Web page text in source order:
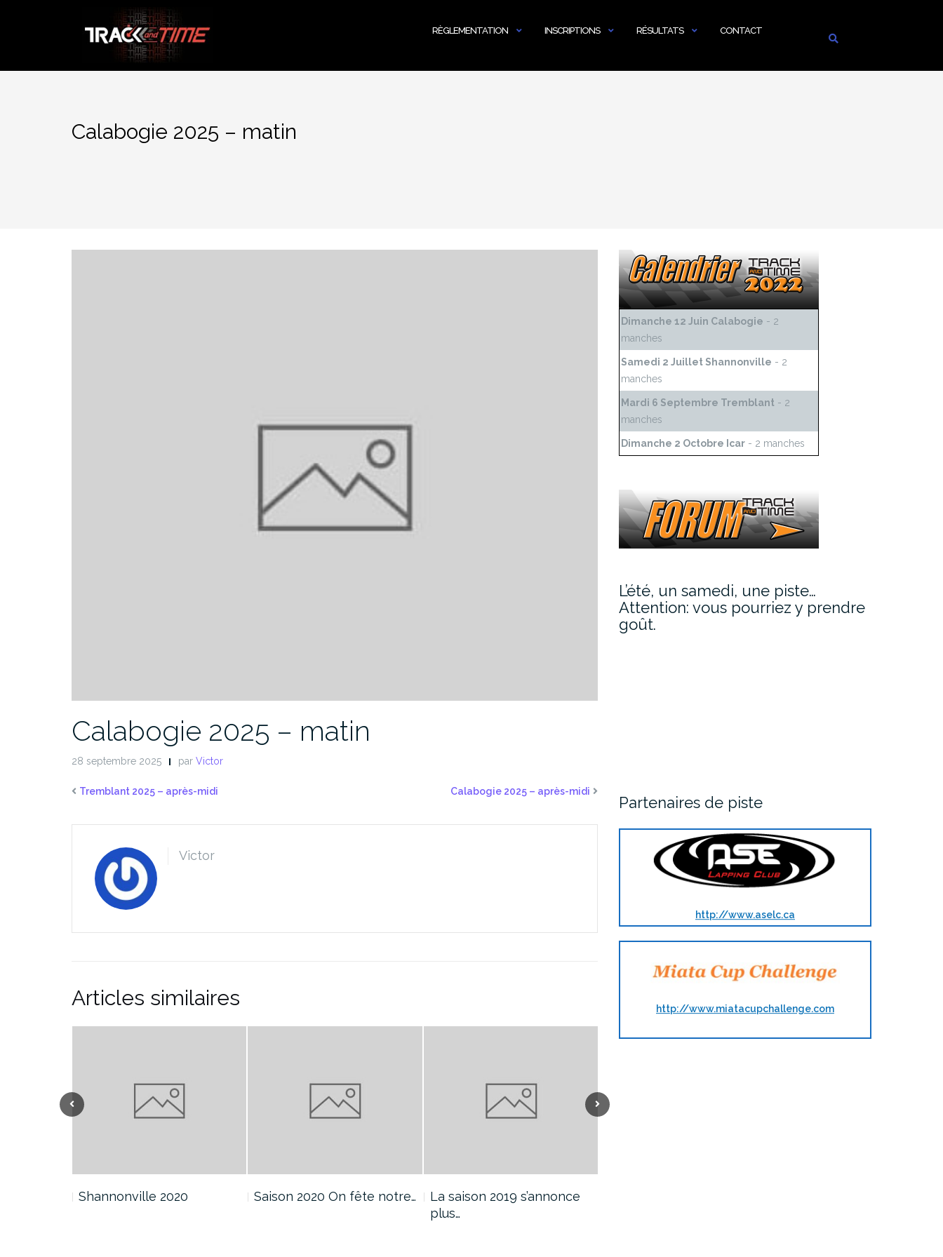
RÈGLEMENTATION INSCRIPTIONS RÉSULTATS CONTACT
Calabogie 2025 – matin
Calabogie 2025 – matin
28 septembre 2025 par Victor
Tremblant 2025 – après-midi Calabogie 2025 – après-midi
Victor
Articles similaires
Shannonville 2020 Saison 2020 On fête notre…
La saison 2019 s’annonce
plus…
Dimanche 12 Juin Calabogie - 2
manches
Samedi 2 Juillet Shannonville - 2
manches
Mardi 6 Septembre Tremblant - 2
manches
Dimanche 2 Octobre Icar - 2 manches
L’été, un samedi, une piste…
Attention: vous pourriez y prendre
goût.
Partenaires de piste
http://www.aselc.ca
http://www.miatacupchallenge.com